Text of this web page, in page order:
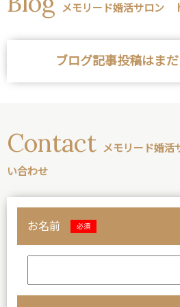
メモリード婚活サロン
ブログ記事投稿はまだ
Contact
メモリード婚
い合わせ
お名前 必須